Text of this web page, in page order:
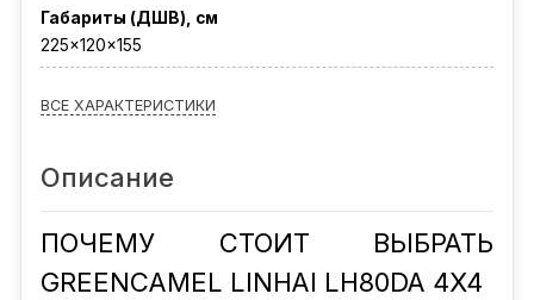
Габариты (ДШВ), см
225x120x155
ВСЕ ХАРАКТЕРИСТИКИ
Описание
ПОЧЕМУ СТОИТ ВЫБРАТЬ
GREENCAMEL LINHAI LH80DA 4X4